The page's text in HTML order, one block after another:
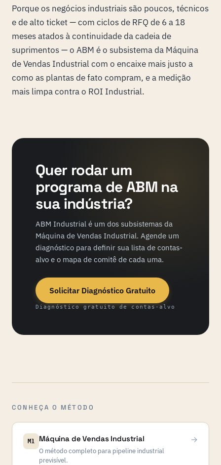
Porque os negócios industriais são poucos, técnicos
e de alto ticket — com ciclos de RFQ de 6 a 18
meses atados à continuidade da cadeia de
suprimentos — o ABM é o subsistema da Máquina
de Vendas Industrial com o encaixe mais justo a
como as plantas de fato compram, e a medição
mais limpa contra o ROI Industrial.
Quer rodar um
programa de ABM na
sua indústria?
ABM Industrial é um dos subsistemas da
Máquina de Vendas Industrial. Agende um
diagnóstico para definir sua lista de contas-
alvo e o mapa de comitê de cada uma.
Solicitar Diagnóstico Gratuito
Diagnóstico gratuito de contas-alvo
CONHEÇA O MÉTODO
M1 Máquina de Vendas Industrial
O método completo para pipeline industrial
previsível.
→